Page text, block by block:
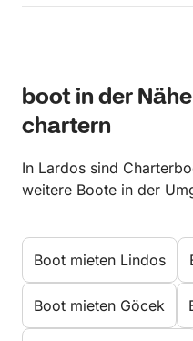
boot in der
chartern
In Lardos sind
weitere Boote in der
Boot mieten Lindos
Boot mieten Göcek